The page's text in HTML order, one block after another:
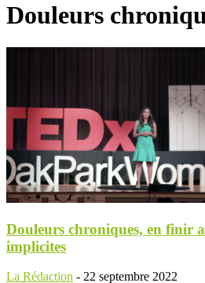
Douleurs
Douleurs chroniques, en finir
implicites
La Rédaction - 22 septembre 2022